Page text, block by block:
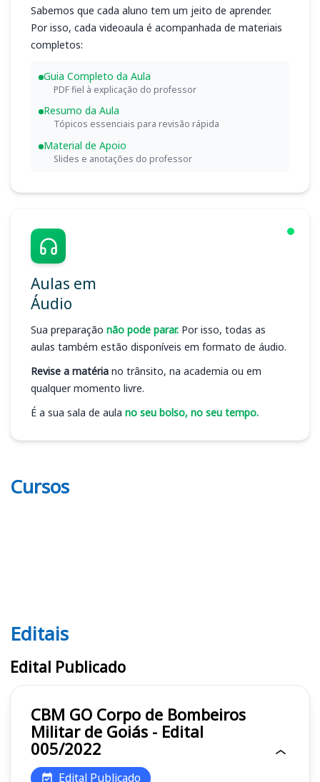
Sabemos que cada aluno tem um jeito de aprender.
Por isso, cada videoaula é acompanhada de materiais
completos:
Guia Completo da Aula
PDF fiel à explicação do professor
Resumo da Aula
Tópicos essenciais para revisão rápida
Material de Apoio
Slides e anotações do professor
Aulas em
Áudio
Sua preparação não pode parar. Por isso, todas as
aulas também estão disponíveis em formato de áudio.
Revise a matéria no trânsito, na academia ou em
qualquer momento livre.
É a sua sala de aula no seu bolso, no seu tempo.
Cursos
Editais CBM GO
Editais
Edital Publicado
CBM GO Corpo de Bombeiros
Militar de Goiás - Edital
005/2022
Edital Publicado